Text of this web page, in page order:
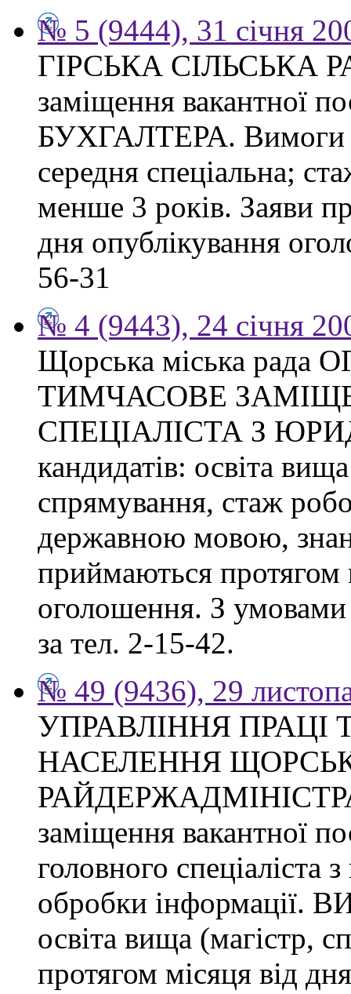
№ 5 (9444), 31 січня
ГІРСЬКА СІЛЬСЬКА
заміщення вакантної
БУХГАЛТЕРА. Вимоги
середня спеціальна;
менше 3 років. Заяви
дня опублікування
56-31
№ 4 (9443), 24 січня
Щорська міська
ТИМЧАСОВЕ
СПЕЦІАЛІСТА З
кандидатів: освіта
спрямування, стаж
державною мовою,
приймаються протягом
оголошення. З
за тел. 2-15-42.
№ 49 (9436), 29
УПРАВЛІННЯ ПРАЦІ
НАСЕЛЕННЯ
заміщення вакантної
головного спеціаліста
обробки
освіта вища (магістр,
протягом місяця від